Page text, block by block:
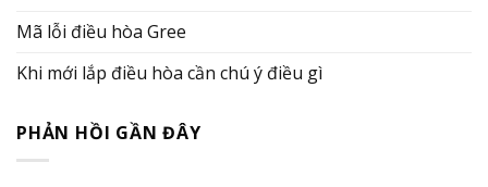
Mã lỗi điều hòa Gree
Khi mới lắp điều hòa cần chú ý điều gì
PHẢN HỒI GẦN ĐÂY